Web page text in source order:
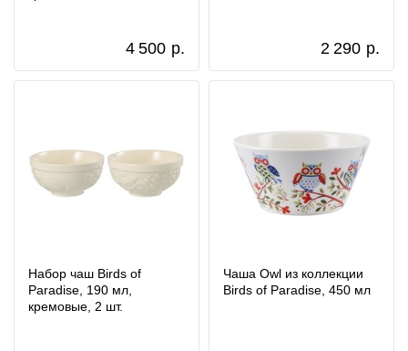
4 500 р. 2 290 р.
Набор чаш Birds of
Paradise, 190 мл,
кремовые, 2 шт.
Чаша Owl из коллекции
Birds of Paradise, 450 мл